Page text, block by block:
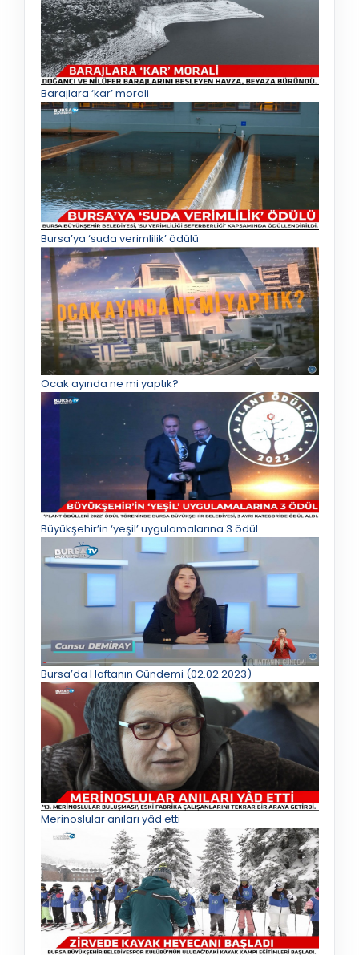
Barajlara ‘kar’ morali
Bursa’ya ‘suda verimlilik’ ödülü
Ocak ayında ne mi yaptık?
Büyükşehir’in ‘yeşil’ uygulamalarına 3 ödül
Bursa’da Haftanın Gündemi (02.02.2023)
Merinoslular anıları yâd etti